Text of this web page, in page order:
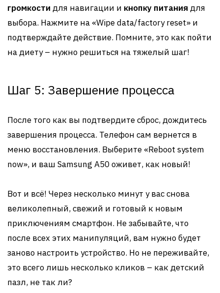
громкости для навигации и кнопку питания для
выбора. Нажмите на «Wipe data/factory reset» и
подтверждайте действие. Помните, это как пойти
на диету – нужно решиться на тяжелый шаг!
Шаг 5: Завершение процесса
После того как вы подтвердите сброс, дождитесь
завершения процесса. Телефон сам вернется в
меню восстановления. Выберите «Reboot system
now», и ваш Samsung A50 оживет, как новый!
Вот и всё! Через несколько минут у вас снова
великолепный, свежий и готовый к новым
приключениям смартфон. Не забывайте, что
после всех этих манипуляций, вам нужно будет
заново настроить устройство. Но не переживайте,
это всего лишь несколько кликов – как детский
пазл, не так ли?